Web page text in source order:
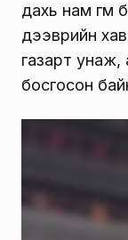
дахь нам гүм
дээврийн
газарт унаж,
босгосон
е